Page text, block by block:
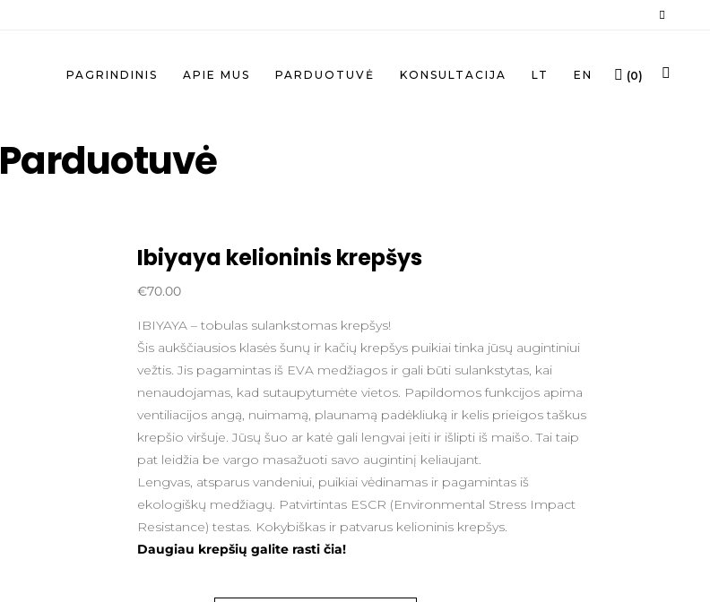
(0)
PAGRINDINIS APIE MUS PARDUOTUVĖ KONSULTACIJA LT EN
Parduotuvė
Ibiyaya kelioninis krepšys
€70.00
IBIYAYA – tobulas sulankstomas krepšys!
Šis aukščiausios klasės šunų ir kačių krepšys puikiai tinka jūsų augintiniui
vežtis. Jis pagamintas iš EVA medžiagos ir gali būti sulankstytas, kai
nenaudojamas, kad sutaupytumėte vietos. Papildomos funkcijos apima
ventiliacijos angą, nuimamą, plaunamą padėkliuką ir kelis prieigos taškus
krepšio viršuje. Jūsų šuo ar katė gali lengvai įeiti ir išlipti iš maišo. Tai taip
pat leidžia be vargo masažuoti savo augintinį keliaujant.
Lengvas, atsparus vandeniui, puikiai vėdinamas ir pagamintas iš
ekologiškų medžiagų. Patvirtintas ESCR (Environmental Stress Impact
Resistance) testas. Kokybiškas ir patvarus kelioninis krepšys.
Daugiau krepšių galite rasti čia!